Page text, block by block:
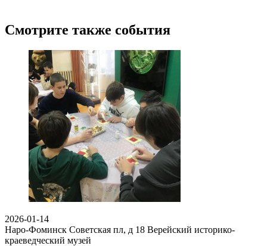
Смотрите также события
2026-01-14
Наро-Фоминск Советская пл, д 18 Верейский историко-
краеведческий музей